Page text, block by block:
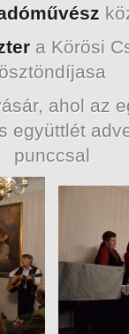
a Körösi
ösztöndíjasa
ahol az
együttlét
punccsal